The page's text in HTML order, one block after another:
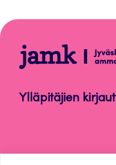
Sähköinen
allekirjoitus
Ylläpitäjien